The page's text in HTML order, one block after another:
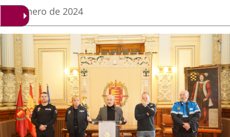
aplicación
externa.
aplicación
externa.
Fecha
la
noticia
4 de enero de 2024